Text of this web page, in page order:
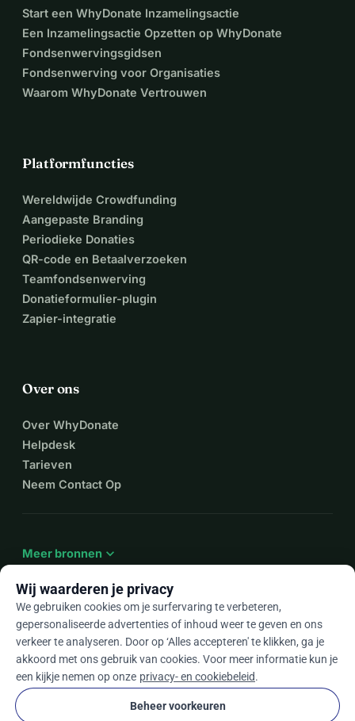
Start een WhyDonate Inzamelingsactie
Een Inzamelingsactie Opzetten op WhyDonate
Fondsenwervingsgidsen
Fondsenwerving voor Organisaties
Waarom WhyDonate Vertrouwen
Platformfuncties
Wereldwijde Crowdfunding
Aangepaste Branding
Periodieke Donaties
QR-code en Betaalverzoeken
Teamfondsenwerving
Donatieformulier-plugin
Zapier-integratie
Over ons
Over WhyDonate
Helpdesk
Tarieven
Neem Contact Op
Meer bronnen expand_more
Nlarrow_drop_down
★★★★★ 4,9 / 5 op basis van 500+ reviews
Wij waarderen je privacy
We gebruiken cookies om je surfervaring te verbeteren,
gepersonaliseerde advertenties of inhoud weer te geven en ons
verkeer te analyseren. Door op ‘Alles accepteren' te klikken, ga je
akkoord met ons gebruik van cookies. Voor meer informatie kun je
een kijkje nemen op onze privacy- en cookiebeleid.
Beheer voorkeuren